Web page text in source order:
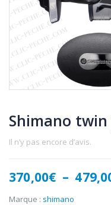
Shimano
Il n’y pas encore d’avis.
370,00€ –
Marque : shimano